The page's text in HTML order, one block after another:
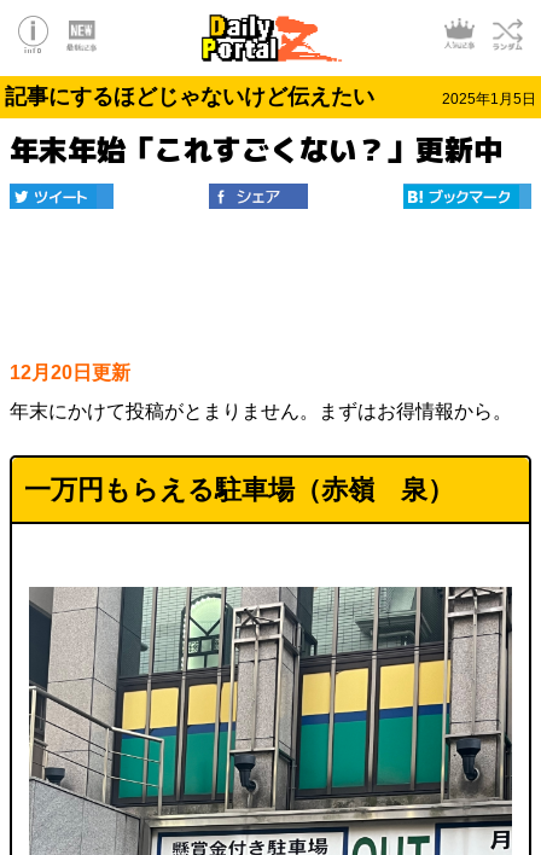
記事にするほどじゃないけど伝えたい 2025年1月5日
年末年始「これすごくない？」更新中
12月20日更新
年末にかけて投稿がとまりません。まずはお得情報から。
一万円もらえる駐車場（赤嶺 泉）